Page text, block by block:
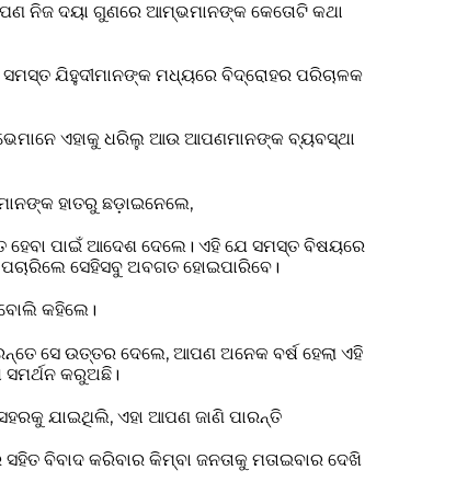
ନିଜ ଦୟା ଗୁଣରେ ଆମ୍ଭମାନଙ୍କ କେତୋଟି କଥା
ସମସ୍ତ ଯିହୁଦୀମାନଙ୍କ ମଧ୍ୟରେ ବିଦ୍ରୋହର ପରିଚାଳକ
ଏହାକୁ ଧରିଲୁ ଆଉ ଆପଣମାନଙ୍କ ବ୍ୟବସ୍ଥା
ହାତରୁ ଛଡ଼ାଇନେଲେ,
ପାଇଁ ଆଦେଶ ଦେଲେ। ଏହି ଯେ ସମସ୍ତ ବିଷୟରେ
ସେହିସବୁ ଅବଗତ ହୋଇପାରିବେ।
କହିଲେ।
ସେ ଉତ୍ତର ଦେଲେ, ଆପଣ ଅନେକ ବର୍ଷ ହେଲା ଏହି
ସମର୍ଥନ କରୁଅଛି।
ଯାଇଥିଲି, ଏହା ଆପଣ ଜାଣି ପାରନ୍ତି
ବିବାଦ କରିବାର କିମ୍ବା ଜନତାକୁ ମତାଇବାର ଦେଖି